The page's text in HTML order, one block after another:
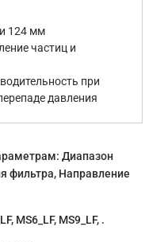
124 мм
частиц и
при
давления
Диапазон
фильтра, Направление
MS6_LF, MS9_LF, .